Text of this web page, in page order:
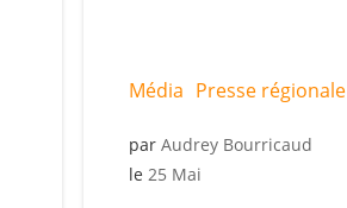
Média Presse régionale
par Audrey Bourricaud
le 25 Mai